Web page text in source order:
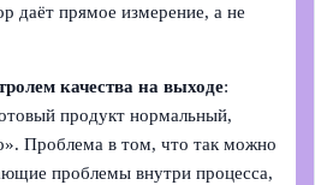
даёт прямое измерение, а не
качества на выходе:
продукт нормальный,
Проблема в том, что так можно
проблемы внутри процесса,